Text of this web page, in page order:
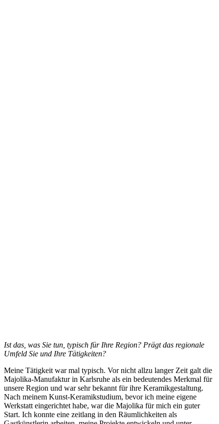
Ist das, was Sie tun, typisch für Ihre Region? Prägt das regionale
Umfeld Sie und Ihre Tätigkeiten?
Meine Tätigkeit war mal typisch. Vor nicht allzu langer Zeit galt die
Majolika-Manufaktur in Karlsruhe als ein bedeutendes Merkmal für
unsere Region und war sehr bekannt für ihre Keramikgestaltung.
Nach meinem Kunst-Keramikstudium, bevor ich meine eigene
Werkstatt eingerichtet habe, war die Majolika für mich ein guter
Start. Ich konnte eine zeitlang in den Räumlichkeiten als